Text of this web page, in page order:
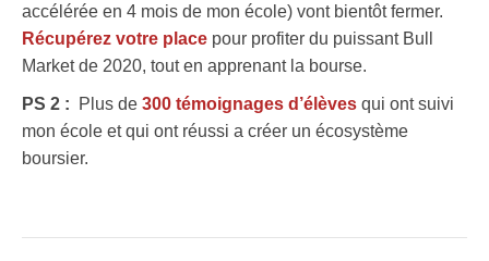
accélérée en 4 mois de mon école) vont bientôt fermer.
Récupérez votre place pour profiter du puissant Bull
Market de 2020, tout en apprenant la bourse.
PS 2 : Plus de 300 témoignages d’élèves qui ont suivi
mon école et qui ont réussi a créer un écosystème
boursier.